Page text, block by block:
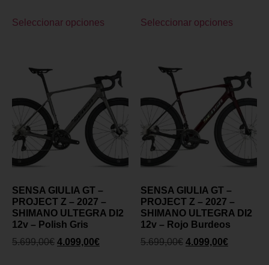
Seleccionar opciones Seleccionar opciones
SENSA GIULIA GT –
PROJECT Z – 2027 –
SHIMANO ULTEGRA DI2
12v – Polish Gris
5.699,00€ 4.099,00€
SENSA GIULIA GT –
PROJECT Z – 2027 –
SHIMANO ULTEGRA DI2
12v – Rojo Burdeos
5.699,00€ 4.099,00€